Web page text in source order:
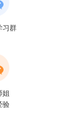
习群
姐
验